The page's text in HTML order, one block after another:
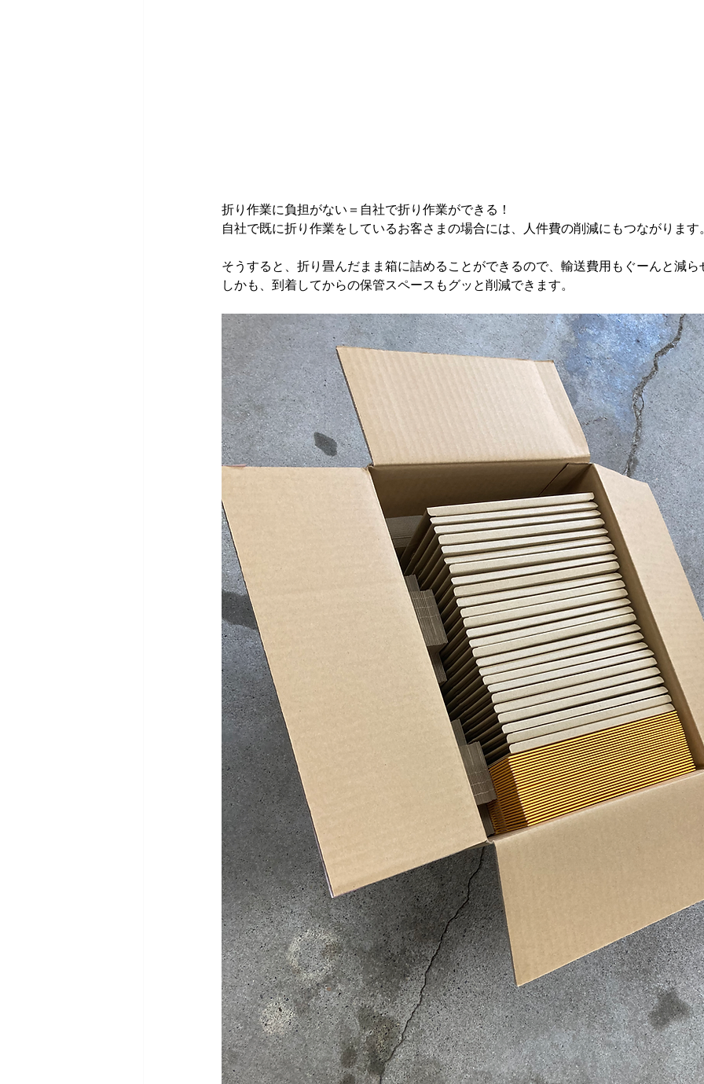
折り作業に負担がない＝自社で折り作業ができる！
自社で既に折り作業をしているお客さまの場合には、人件費の削減にもつながります
そうすると、折り畳んだまま箱に詰めることができるので、輸送費用もぐーんと減ら
しかも、到着してからの保管スペースもグッと削減できます。